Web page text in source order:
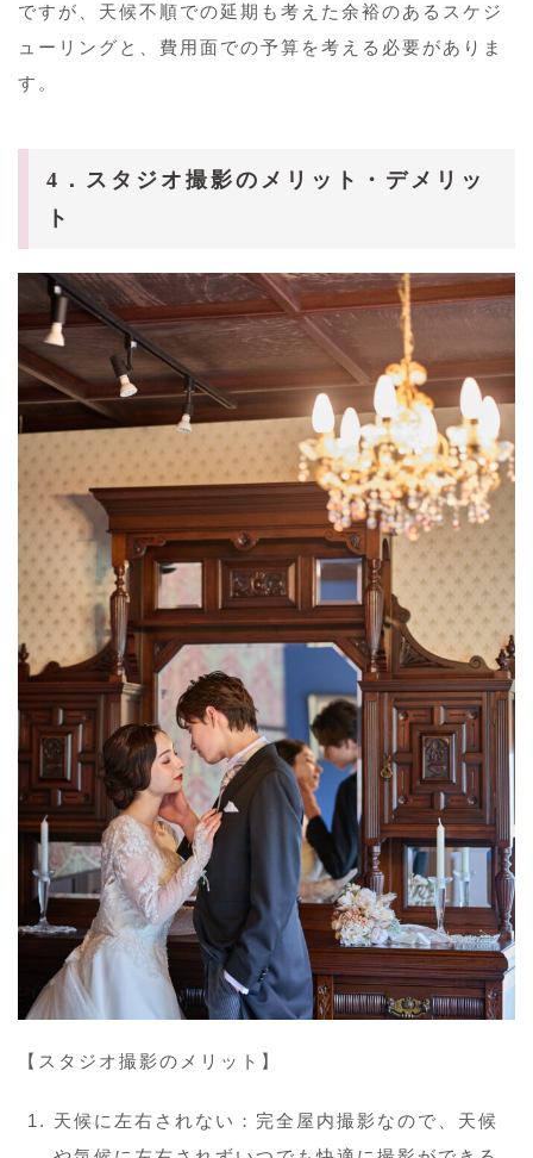
ですが、天候不順での延期も考えた余裕のあるスケジ
ューリングと、費用面での予算を考える必要がありま
す。
4．スタジオ撮影のメリット・デメリッ
ト
【スタジオ撮影のメリット】
天候に左右されない：完全屋内撮影なので、天候